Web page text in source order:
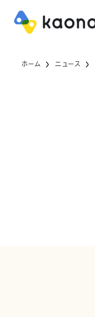
ホーム ニュース